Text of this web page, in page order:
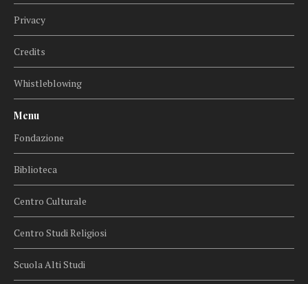
Privacy
Credits
Whistleblowing
Menu
Fondazione
Biblioteca
Centro Culturale
Centro Studi Religiosi
Scuola Alti Studi